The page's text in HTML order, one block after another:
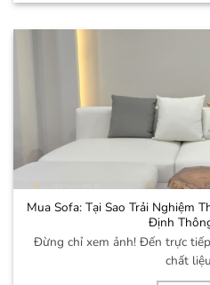
Mua Sofa: Tại Sao Trải Nghiệm
Định
Đừng chỉ xem ảnh! Đến trực
chất